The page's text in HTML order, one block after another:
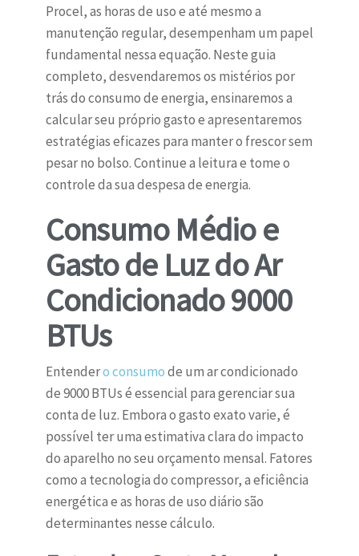
Procel, as horas de uso e até mesmo a
manutenção regular, desempenham um papel
fundamental nessa equação. Neste guia
completo, desvendaremos os mistérios por
trás do consumo de energia, ensinaremos a
calcular seu próprio gasto e apresentaremos
estratégias eficazes para manter o frescor sem
pesar no bolso. Continue a leitura e tome o
controle da sua despesa de energia.
Consumo Médio e
Gasto de Luz do Ar
Condicionado 9000
BTUs
Entendero consumode um ar condicionado
de 9000 BTUs é essencial para gerenciar sua
conta de luz. Embora o gasto exato varie, é
possível ter uma estimativa clara do impacto
do aparelho no seu orçamento mensal. Fatores
como a tecnologia do compressor, a eficiência
energética e as horas de uso diário são
determinantes nesse cálculo.